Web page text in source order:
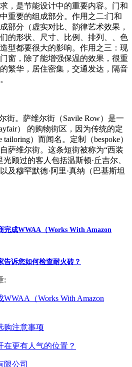
，是节能设计中的重要内容。门和
重要的组成部分。作用之二:门和
部分（虚实对比、韵律艺术效果，
的形状、尺寸、比例、排列、、色
型都要很大的影响。作用之三：现
窗，除了能增强保温的效果，很重
的繁华，居住密集，交通发达，隔音
街。萨维尔街（Savile Row）是一
） 的购物街区，因为传统的定
）而闻名。定制（bespoke）
萨维尔街。这条短街被称为“西装
顾过的客人包括温斯顿·丘吉尔、
及穆罕默德·阿里·真纳（巴基斯坦
完成WWAA（Works With Amazon
告诉您如何检查耐火砖？
:
（Works With Amazon
购注意事项
在更有人气的位置？
限公司